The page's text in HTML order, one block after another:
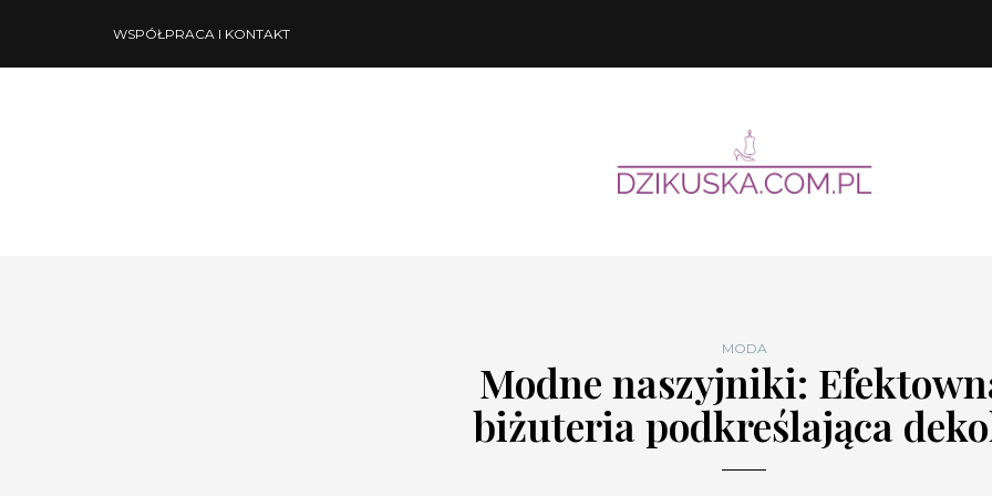
WSPÓŁPRACA I KONTAKT
MODA
Modne naszyjniki:
biżuteria podkreślająca